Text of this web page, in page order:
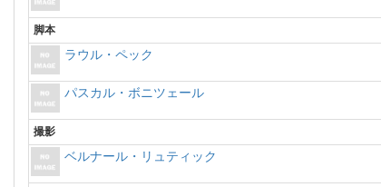
脚本
ラウル・ペック
パスカル・ボニツェール
撮影
ベルナール・リュティック